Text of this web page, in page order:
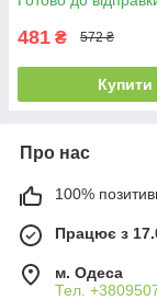
481 ₴ 572 ₴
Купити
Про нас
100%
Працює з
м. Одеса
Тел.